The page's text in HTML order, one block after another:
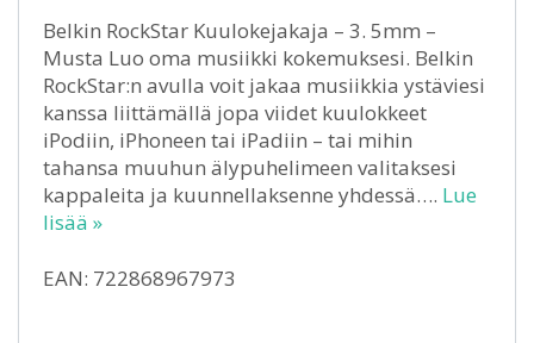
Belkin RockStar Kuulokejakaja – 3. 5mm –
Musta Luo oma musiikki kokemuksesi. Belkin
RockStar:n avulla voit jakaa musiikkia ystäviesi
kanssa liittämällä jopa viidet kuulokkeet
iPodiin, iPhoneen tai iPadiin – tai mihin
tahansa muuhun älypuhelimeen valitaksesi
kappaleita ja kuunnellaksenne yhdessä…. Lue
lisää »
EAN: 722868967973